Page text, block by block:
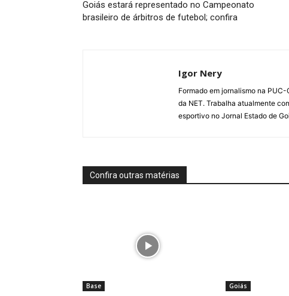
Goiás estará representado no Campeonato
brasileiro de árbitros de futebol; confira
Igor Nery
Formado em jornalismo na
da NET. Trabalha atualmente
esportivo no Jornal Estado de
Confira outras matérias
Base Goiás